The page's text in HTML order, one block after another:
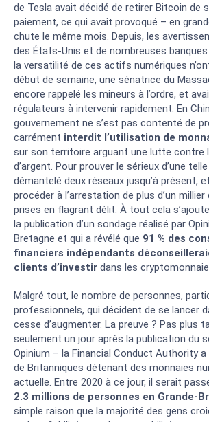
de Tesla avait décidé de retirer Bitcoin de
paiement, ce qui avait provoqué – en
chute le même mois. Depuis, les
des États-Unis et de nombreuses
la versatilité de ces actifs numériques
début de semaine, une sénatrice du
encore rappelé les mineurs à l’ordre, et
régulateurs à intervenir rapidement. En
gouvernement ne s’est pas contenté de
carrément interdit l’utilisation de
sur son territoire arguant une lutte contre
d’argent. Pour prouver le sérieux d’une
démantelé deux réseaux jusqu’à présent,
procéder à l’arrestation de plus d’un
prises en flagrant délit. À tout cela
la publication d’un sondage réalisé par
Bretagne et qui a révélé que 91 % des
financiers indépendants
clients d’investir dans les
Malgré tout, le nombre de personnes,
professionnels, qui décident de se lancer
cesse d’augmenter. La preuve ? Pas plus
seulement un jour après la publication du
Opinium – la Financial Conduct Authority a
de Britanniques détenant des monnaies
actuelle. Entre 2020 à ce jour, il serait
2.3 millions de personnes en Grande-
simple raison que la majorité des gens